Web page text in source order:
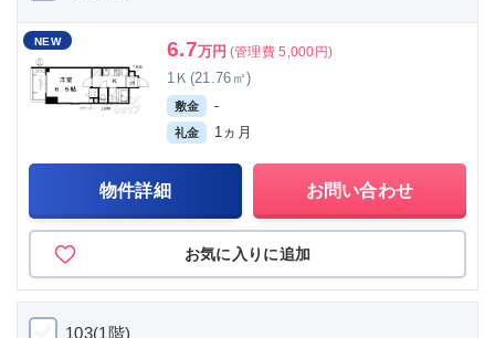
NEW 6.7万円 (管理費 5,000円)
1Ｋ(21.76㎡)
敷金 -
礼金 1ヵ月
物件詳細 お問い合わせ
お気に入りに追加
103(1階)